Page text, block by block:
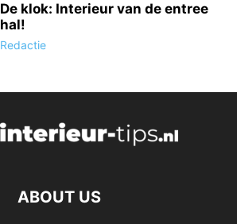
De klok: Interieur van de entree
hal!
Redactie
ABOUT US